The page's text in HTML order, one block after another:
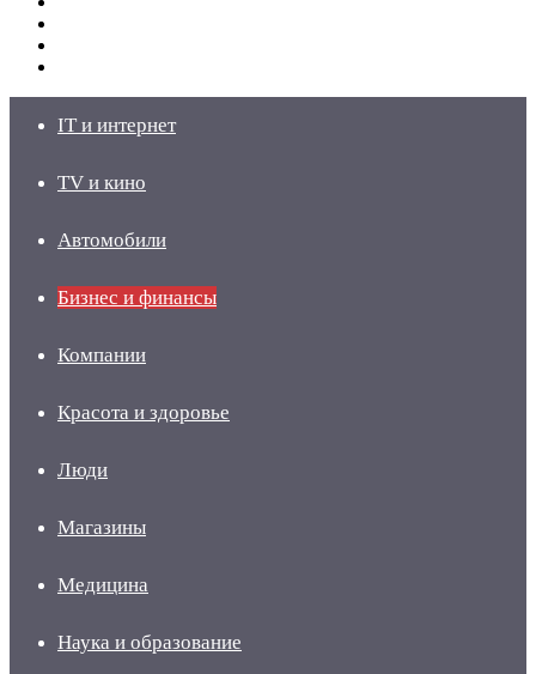
IT и интернет
TV и кино
Автомобили
Бизнес и финансы
Компании
Красота и здоровье
Люди
Магазины
Медицина
Наука и образование